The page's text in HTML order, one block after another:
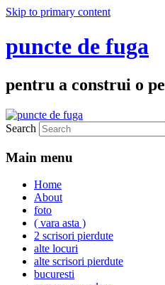
Skip to primary content
puncte de fuga
pentru a construi o
Search
Main menu
Home
About
foto
( vara asta )
2 scrisori pierdute
alte locuri
alte scrisori pierdute
bucuresti